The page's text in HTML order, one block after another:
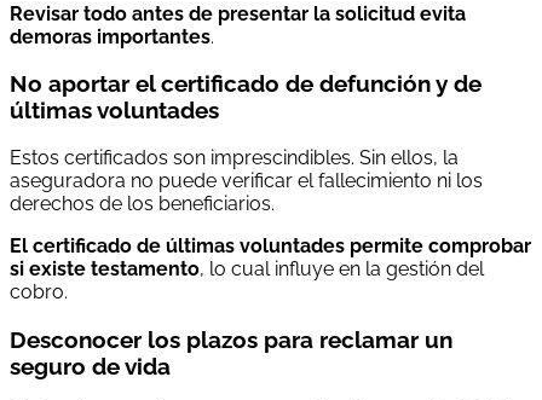
Revisar todo antes de presentar la solicitud evita
demoras importantes.
No aportar el certificado de defunción y de
últimas voluntades
Estos certificados son imprescindibles. Sin ellos, la
aseguradora no puede verificar el fallecimiento ni los
derechos de los beneficiarios.
El certificado de últimas voluntades permite comprobar
si existe testamento, lo cual influye en la gestión del
cobro.
Desconocer los plazos para reclamar un
seguro de vida